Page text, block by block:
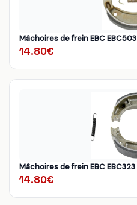
Mâchoires de frein EBC EBC503
14.80€
Mâchoires de frein EBC EBC323
14.80€